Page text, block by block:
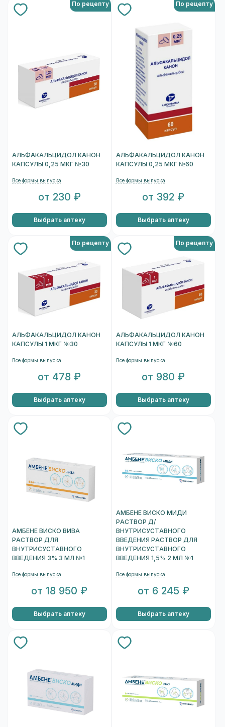
По рецепту
АЛЬФАКАЛЬЦИДОЛ КАНОН
КАПСУЛЫ 0,25 МКГ №30
Все формы выпуска
от 230 ₽
Выбрать аптеку
По рецепту
АЛЬФАКАЛЬЦИДОЛ КАНОН
КАПСУЛЫ 0,25 МКГ №60
Все формы выпуска
от 392 ₽
Выбрать аптеку
По рецепту
АЛЬФАКАЛЬЦИДОЛ КАНОН
КАПСУЛЫ 1 МКГ №30
Все формы выпуска
от 478 ₽
Выбрать аптеку
По рецепту
АЛЬФАКАЛЬЦИДОЛ КАНОН
КАПСУЛЫ 1 МКГ №60
Все формы выпуска
от 980 ₽
Выбрать аптеку
АМБЕНЕ ВИСКО ВИВА
РАСТВОР ДЛЯ
ВНУТРИСУСТАВНОГО
ВВЕДЕНИЯ 3% 3 МЛ №1
Все формы выпуска
от 18 950 ₽
Выбрать аптеку
АМБЕНЕ ВИСКО МИДИ
РАСТВОР Д/
ВНУТРИСУСТАВНОГО
ВВЕДЕНИЯ РАСТВОР ДЛЯ
ВНУТРИСУСТАВНОГО
ВВЕДЕНИЯ 1,5% 2 МЛ №1
Все формы выпуска
от 6 245 ₽
Выбрать аптеку